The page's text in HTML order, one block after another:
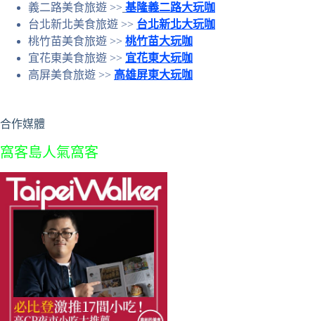
義二路美食旅遊 >> 基隆義二路大玩咖
台北新北美食旅遊 >> 台北新北大玩咖
桃竹苗美食旅遊 >> 桃竹苗大玩咖
宜花東美食旅遊 >> 宜花東大玩咖
高屏美食旅遊 >> 高雄屏東大玩咖
合作媒體
窩客島人氣窩客